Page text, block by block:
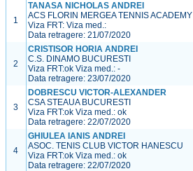
1
TANASA NICHOLAS ANDREI
ACS FLORIN MERGEA TENNIS ACADEMY
Viza FRT: Viza med.:
Data retragere: 21/07/2020
2
CRISTISOR HORIA ANDREI
C.S. DINAMO BUCURESTI
Viza FRT:ok Viza med.:-
Data retragere: 23/07/2020
3
DOBRESCU VICTOR-ALEXANDER
CSA STEAUA BUCURESTI
Viza FRT:ok Viza med.:ok
Data retragere: 22/07/2020
4
GHIULEA IANIS ANDREI
ASOC. TENIS CLUB VICTOR HANESCU
Viza FRT:ok Viza med.:ok
Data retragere: 22/07/2020